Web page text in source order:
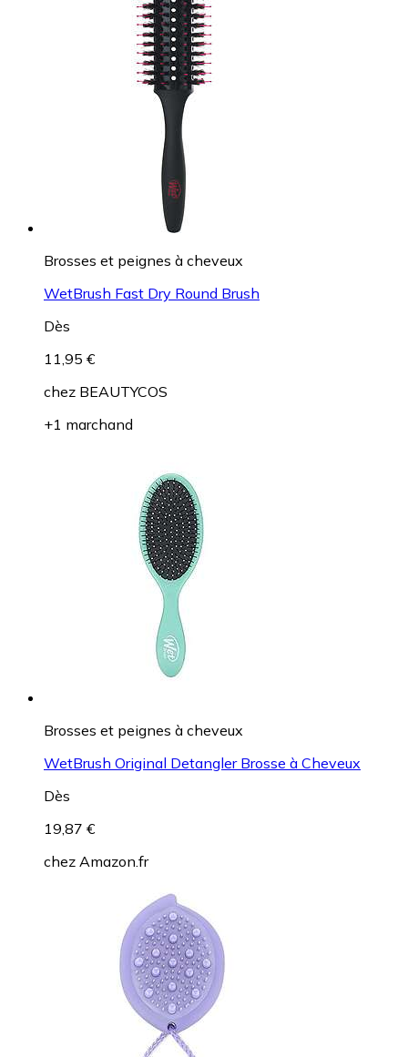
Brosses et peignes à cheveux
WetBrush Fast Dry Round Brush
Dès
11,95 €
chez BEAUTYCOS
+1 marchand
Brosses et peignes à cheveux
WetBrush Original Detangler Brosse à Cheveux
Dès
19,87 €
chez Amazon.fr